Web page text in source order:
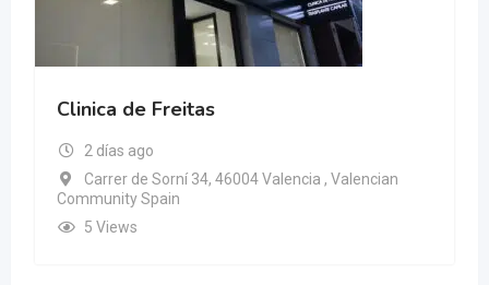
Clinica de Freitas
2 días ago
Carrer de Sorní 34, 46004 Valencia , Valencian
Community Spain
5 Views